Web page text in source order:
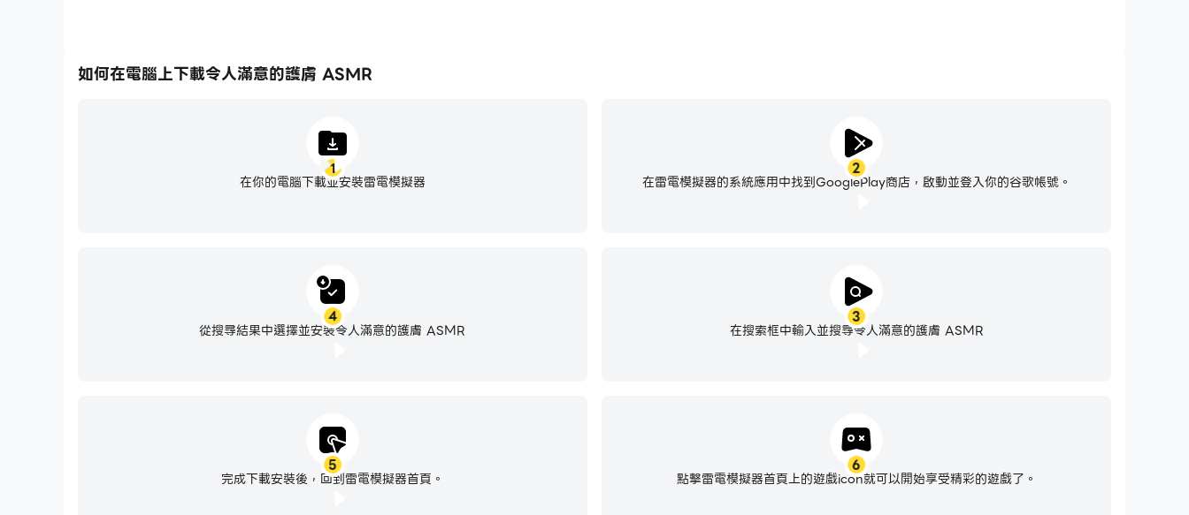
如何在電腦上下載令人滿意的護膚 ASMR
1
在你的電腦下載並安裝雷電模擬器
2
在雷電模擬器的系統應用中找到GooglePlay商店，啟動並登入你的谷歌帳號。
3
在搜索框中輸入並搜尋令人滿意的護膚 ASMR
4
從搜尋結果中選擇並安裝令人滿意的護膚 ASMR
5
完成下載安裝後，回到雷電模擬器首頁。
6
點擊雷電模擬器首頁上的遊戲icon就可以開始享受精彩的遊戲了。